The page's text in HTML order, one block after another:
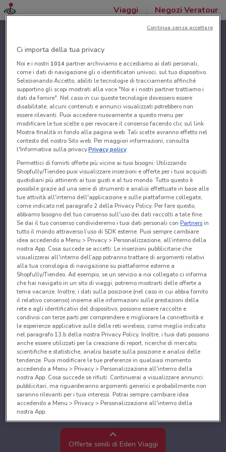
Viaggi Negozi Veratour
Offerte simili di Eden Viaggi
Ci importa della tua privacy
Noi e i nostri 1014partner archiviamo e accediamo ai dati personali,
come i dati di navigazione gli o identificatori univoci, sul tuo dispositivo.
Selezionando Accetto, abiliti le tecnologie di tracciamento affinché
supportino gli scopi mostrati alla voce "Noi e i nostri partner trattiamo i
dati da fornire". Nel caso in cui queste tecnologie dovessero essere
disabilitate, alcuni contenuti e annunci visualizzati potrebbero non
essere rilevanti. Puoi accedere nuovamente a questo menu per
modificare le tue scelte o per revocare il consenso facendo clic sul link
Mostra finalità in fondo alla pagina web. Tali scelte avranno effetto nel
contesto del nostro Sito web. Per maggiori informazioni, consulta
l'Informativa sulla privacy.Privacy policy
Permettici di fornirti offerte più vicine ai tuoi bisogni: Utilizzando
Shopfully/Tiendeo puoi visualizzare inserzioni e offerte per i tuoi acquisti
quotidiani più attinenti ai tuoi gusti e al tuo mondo. Tutto questo è
possibile grazie ad una serie di strumenti e analisi effettuate in base alle
tue attività all'interno dell'applicazione e sulle piattaforme collegate,
come indicato nel paragrafo 2 della Privacy Policy. Per fare questo,
abbiamo bisogno del tuo consenso sull'uso dei dati raccolti a tale fine.
Se dai il tuo consenso condivideremo i tuoi dati personali conPartnersin
tutto il mondo attraverso l’uso di SDK esterne. Puoi sempre cambiare
idea accedendo a Menu > Privacy > Personalizzazione, all’interno della
nostra App. Cosa succede se accetti: Le inserzioni pubblicitarie che
visualizzerai all'interno dell’app potranno trattare di argomenti relativi
alla tua cronologia di navigazione su piattaforme esterne a
Shopfully/Tiendeo. Ad esempio, se un servizio a noi collegato ci informa
che hai navigato in un sito di viaggi, potremo mostrarti delle offerte a
tema vacanze. Inoltre, i dati sulla posizione (nel caso in cui abbia fornito
il relativo consenso) insieme alle informazioni sulle prestazioni della
rete e agli identificativi del dispositivo, possono essere raccolte e
condivisi con terze parti per comprendere e migliorare la connettività e
le esperienze applicative sulle delle reti wireless, come meglio indicato
nel paragrafo 13.b della nostra Privacy Policy. Inoltre, i tuoi dati possono
anche essere utilizzati per la creazione di report, ricerche di mercato,
scientifiche e statistiche, analisi basate sulla posizione e analisi delle
tendenze. Puoi modificare le tue preferenze in qualsiasi momento
accedendo a Menu > Privacy > Personalizzazione all'interno della
nostra App. Cosa succede se rifiuti: Continuerai a visualizzare annunci
pubblicitari, ma riguarderanno argomenti generici e probabilmente non
saranno rilevanti per i tuoi interessi. Potrai sempre cambiare idea
accedendo a Menu > Privacy > Personalizzazione all'interno della
nostra App.
Noi e i nostri partner trattiamo i dati per fornire:
Utilizzare dati di geolocalizzazione precisi. Scansione attiva delle
caratteristiche del dispositivo ai fini dell’identificazione. Archiviare
Continua senza accettare